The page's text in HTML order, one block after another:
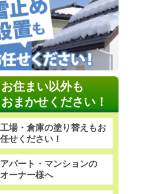
お住まい以外も
おまかせください！
工場・倉庫の塗り替えもお
任せください！
アパート・マンションの
オーナー様へ